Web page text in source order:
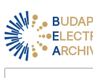
B
E
A